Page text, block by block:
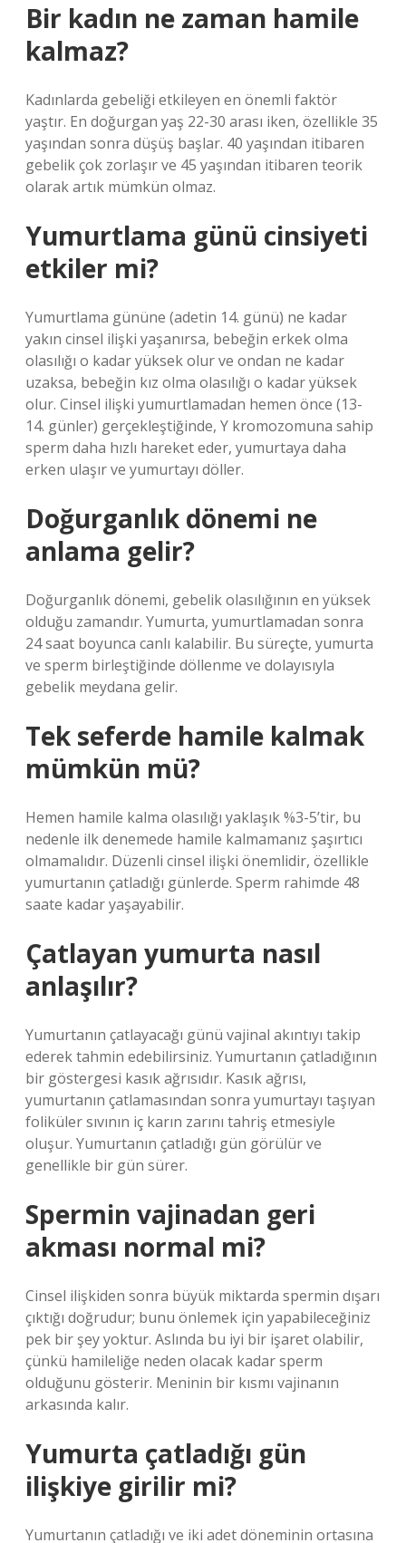
Bir kadın ne zaman hamile
kalmaz?
Kadınlarda gebeliği etkileyen en önemli faktör
yaştır. En doğurgan yaş 22-30 arası iken, özellikle 35
yaşından sonra düşüş başlar. 40 yaşından itibaren
gebelik çok zorlaşır ve 45 yaşından itibaren teorik
olarak artık mümkün olmaz.
Yumurtlama günü cinsiyeti
etkiler mi?
Yumurtlama gününe (adetin 14. günü) ne kadar
yakın cinsel ilişki yaşanırsa, bebeğin erkek olma
olasılığı o kadar yüksek olur ve ondan ne kadar
uzaksa, bebeğin kız olma olasılığı o kadar yüksek
olur. Cinsel ilişki yumurtlamadan hemen önce (13-
14. günler) gerçekleştiğinde, Y kromozomuna sahip
sperm daha hızlı hareket eder, yumurtaya daha
erken ulaşır ve yumurtayı döller.
Doğurganlık dönemi ne
anlama gelir?
Doğurganlık dönemi, gebelik olasılığının en yüksek
olduğu zamandır. Yumurta, yumurtlamadan sonra
24 saat boyunca canlı kalabilir. Bu süreçte, yumurta
ve sperm birleştiğinde döllenme ve dolayısıyla
gebelik meydana gelir.
Tek seferde hamile kalmak
mümkün mü?
Hemen hamile kalma olasılığı yaklaşık %3-5’tir, bu
nedenle ilk denemede hamile kalmamanız şaşırtıcı
olmamalıdır. Düzenli cinsel ilişki önemlidir, özellikle
yumurtanın çatladığı günlerde. Sperm rahimde 48
saate kadar yaşayabilir.
Çatlayan yumurta nasıl
anlaşılır?
Yumurtanın çatlayacağı günü vajinal akıntıyı takip
ederek tahmin edebilirsiniz. Yumurtanın çatladığının
bir göstergesi kasık ağrısıdır. Kasık ağrısı,
yumurtanın çatlamasından sonra yumurtayı taşıyan
foliküler sıvının iç karın zarını tahriş etmesiyle
oluşur. Yumurtanın çatladığı gün görülür ve
genellikle bir gün sürer.
Spermin vajinadan geri
akması normal mi?
Cinsel ilişkiden sonra büyük miktarda spermin dışarı
çıktığı doğrudur; bunu önlemek için yapabileceğiniz
pek bir şey yoktur. Aslında bu iyi bir işaret olabilir,
çünkü hamileliğe neden olacak kadar sperm
olduğunu gösterir. Meninin bir kısmı vajinanın
arkasında kalır.
Yumurta çatladığı gün
ilişkiye girilir mi?
Yumurtanın çatladığı ve iki adet döneminin ortasına